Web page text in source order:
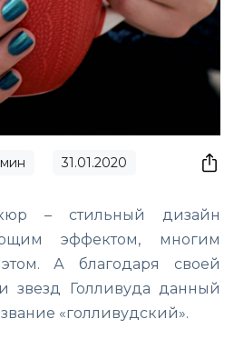
мин 31.01.2020
– стильный дизайн
эффектом, многим
А благодаря своей
звезд Голливуда данный
«голливудский».